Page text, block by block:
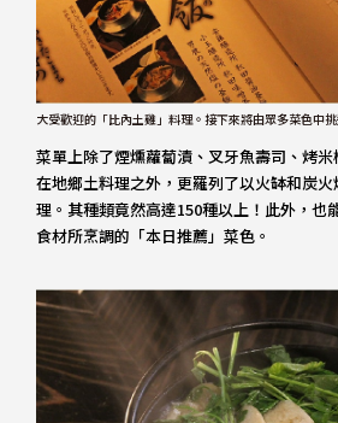
大受歡迎的「比內土雞」料理。接下來將由眾多菜色中
菜單上除了煙燻蘿蔔漬、叉牙魚壽司、烤
在地鄉土料理之外，更羅列了以火缽和炭
理。其種類竟然高達150種以上！此外，也
食材所烹調的「本日推薦」菜色。